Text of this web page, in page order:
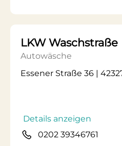
LKW Waschstraße
Autowäsche
Essener Straße 36 |
Details anzeigen
0202 39346761